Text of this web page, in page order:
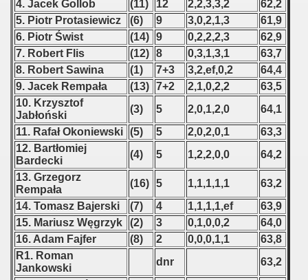
4. Jacek Gollob
(11) 12 2,2,3,3,2
62,2
5. Piotr Protasiewicz
(6) 9 3,0,2,1,3
61,9
6. Piotr Świst
(14) 9 0,2,2,2,3
62,9
7. Robert Flis
(12) 8 0,3,1,3,1
63,7
8. Robert Sawina
(1) 7+3 3,2,ef,0,2
64,4
9. Jacek Rempała
(13) 7+2 2,1,0,2,2
63,5
10. Krzysztof
Jabłoński
(3) 5 2,0,1,2,0
64,1
11. Rafał Okoniewski (5) 5 2,0,2,0,1
63,3
12. Bartłomiej
Bardecki
(4) 5 1,2,2,0,0
64,2
13. Grzegorz
Rempała
(16) 5 1,1,1,1,1
63,2
14. Tomasz Bajerski
(7) 4 1,1,1,1,ef
63,9
15. Mariusz Węgrzyk
(2) 3 0,1,0,0,2
64,0
16. Adam Fajfer
(8) 2 0,0,0,1,1
63,8
R1. Roman
Jankowski
dnr
63,2
1983
1984
1986